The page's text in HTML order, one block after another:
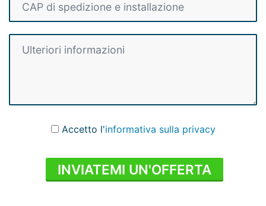
Accetto l'informativa sulla privacy
INVIATEMI UN'OFFERTA